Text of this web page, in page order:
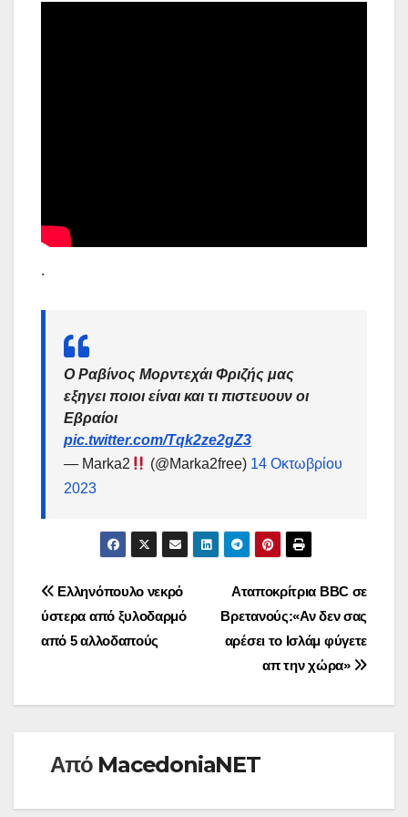
.
Ο Ραβίνος Μορντεχάι Φριζής μας
εξηγει ποιοι είναι και τι πιστευουν οι
Εβραίοι
pic.twitter.com/Tqk2ze2gZ3
— Marka2
(@Marka2free) 14 Οκτωβρίου
2023
Πλοήγηση
άρθρων
Αταποκρίτρια BBC σε
Βρετανούς:«Αν δεν σας
αρέσει το Ισλάμ φύγετε
απ την χώρα»
Ελληνόπουλο νεκρό
ύστερα από ξυλοδαρμό
από 5 αλλοδαπούς
Από MacedoniaNET